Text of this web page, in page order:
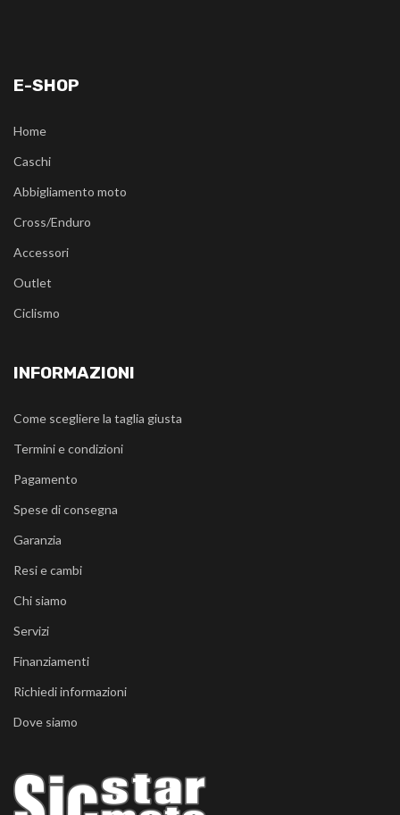
E-SHOP
Home
Caschi
Abbigliamento moto
Cross/Enduro
Accessori
Outlet
Ciclismo
INFORMAZIONI
Come scegliere la taglia giusta
Termini e condizioni
Pagamento
Spese di consegna
Garanzia
Resi e cambi
Chi siamo
Servizi
Finanziamenti
Richiedi informazioni
Dove siamo